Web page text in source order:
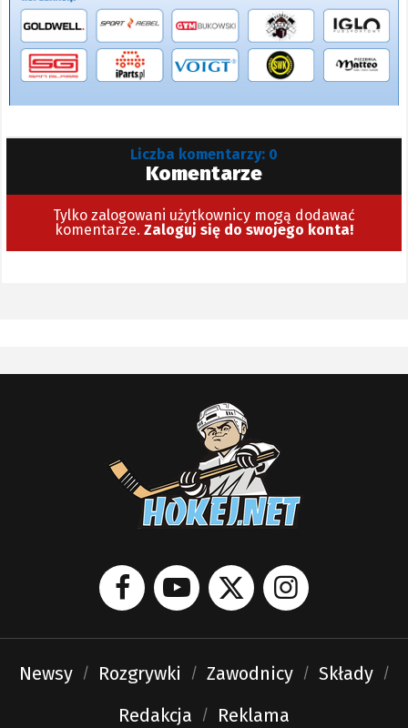
Liczba komentarzy: 0
Komentarze
Tylko zalogowani użytkownicy mogą dodawać
komentarze. Zaloguj się do swojego konta!
Newsy Rozgrywki Zawodnicy
Składy
Redakcja
Reklama